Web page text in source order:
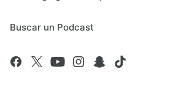
Buscar un Podcast